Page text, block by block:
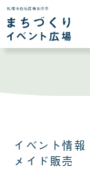
イベント情報
メイド販売